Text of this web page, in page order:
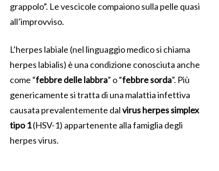
grappolo”. Le vescicole compaiono sulla pelle quasi
all’improvviso.
L’herpes labiale (nel linguaggio medico si chiama
herpes labialis) è una condizione conosciuta anche
come “febbre delle labbra” o “febbre sorda”. Più
genericamente si tratta di una malattia infettiva
causata prevalentemente dalvirus herpes simplex
tipo 1(HSV-1) appartenente alla famiglia degli
herpes virus.